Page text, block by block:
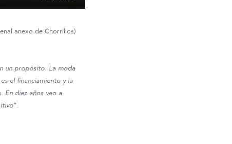
anexo de Chorrillos)
un propósito. La moda
el financiamiento y la
En diez años veo a
”.